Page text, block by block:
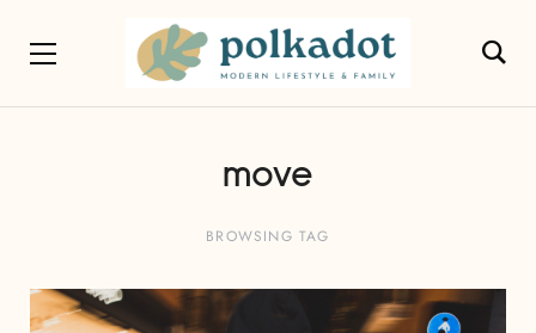
move
BROWSING TAG